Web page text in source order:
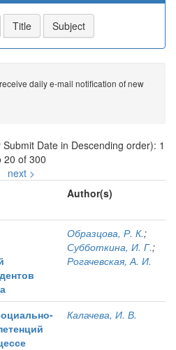
daily e-mail notification of new
Date in Descending order): 1
20 of 300
next >
Author(s)
Образцова, Р. К.;
Субботкина, И. Г.;
Рогачевская, А. И.
Калачева, И. В.